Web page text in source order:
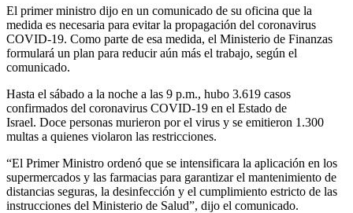
El primer ministro dijo en un comunicado de su oficina que la
medida es necesaria para evitar la propagación del coronavirus
COVID-19. Como parte de esa medida, el Ministerio de Finanzas
formulará un plan para reducir aún más el trabajo, según el
comunicado.
Hasta el sábado a la noche a las 9 p.m., hubo 3.619 casos
confirmados del coronavirus COVID-19 en el Estado de
Israel. Doce personas murieron por el virus y se emitieron 1.300
multas a quienes violaron las restricciones.
“El Primer Ministro ordenó que se intensificara la aplicación en los
supermercados y las farmacias para garantizar el mantenimiento de
distancias seguras, la desinfección y el cumplimiento estricto de las
instrucciones del Ministerio de Salud”, dijo el comunicado.